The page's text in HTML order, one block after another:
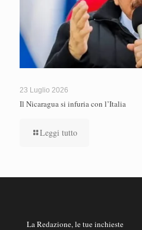
23 Luglio 2026
Il Nicaragua si infuria con l’Italia
Leggi tutto
La Redazione, le tue inchieste